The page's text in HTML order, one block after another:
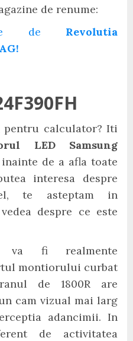
de renume:
de Revolutia
calculator? Iti
LED Samsung
de a afla toate
interesa despre
te asteptam in
despre ce este
va fi realmente
montiorului curbat
de 1800R are
cam vizual mai larg
adancimii. In
de activitatea